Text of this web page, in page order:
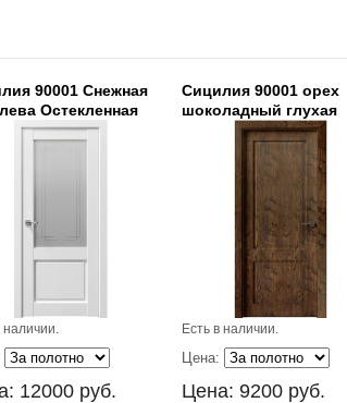
90001 Снежная
Остекленная
наличии.
12000 руб.
Сицилия 90001 орех
шоколадный глухая
Есть в наличии.
Цена:
Цена: 9200 руб.